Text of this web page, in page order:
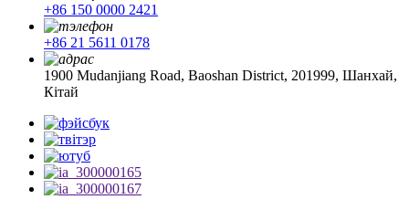
+86 150 0000 2421
+86 21 5611 0178
1900 Mudanjiang Road, Baoshan District, 201999, Шанхай,
Кітай